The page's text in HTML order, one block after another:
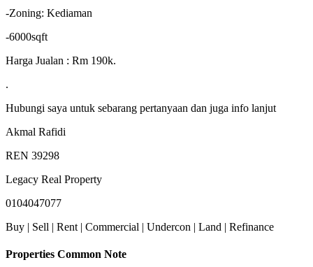
-Zoning: Kediaman
-6000sqft
Harga Jualan : Rm 190k.
.
Hubungi saya untuk sebarang pertanyaan dan juga info lanjut
Akmal Rafidi
REN 39298
Legacy Real Property
0104047077
Buy | Sell | Rent | Commercial | Undercon | Land | Refinance
Properties Common Note